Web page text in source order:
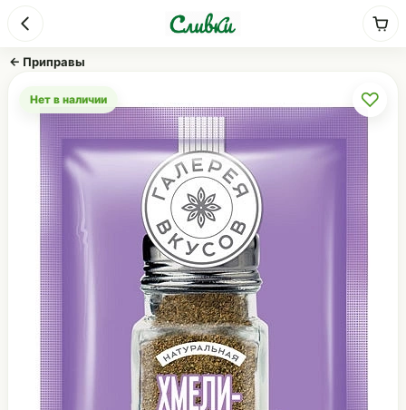
← Приправы
Нет в наличии ♡